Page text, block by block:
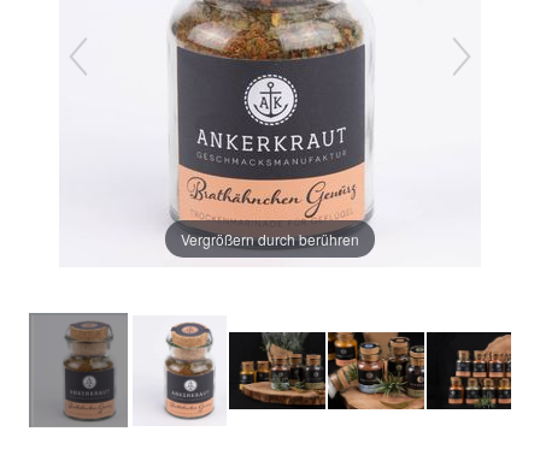
Vergrößern durch berühren